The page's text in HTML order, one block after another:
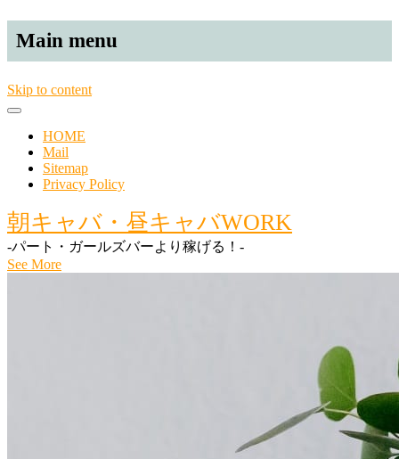
Main menu
Skip to content
HOME
Mail
Sitemap
Privacy Policy
朝キャバ・昼キャバWORK
-パート・ガールズバーより稼げる！-
See More